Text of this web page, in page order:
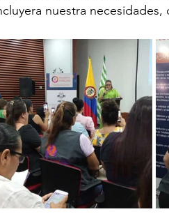
nuestra necesidades,